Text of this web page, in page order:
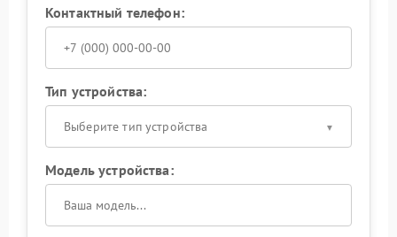
Контактный телефон:
Тип устройства:
Выберите тип устройства
Модель устройства: